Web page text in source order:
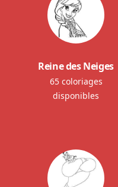
Reine des Neiges
65 coloriages
disponibles